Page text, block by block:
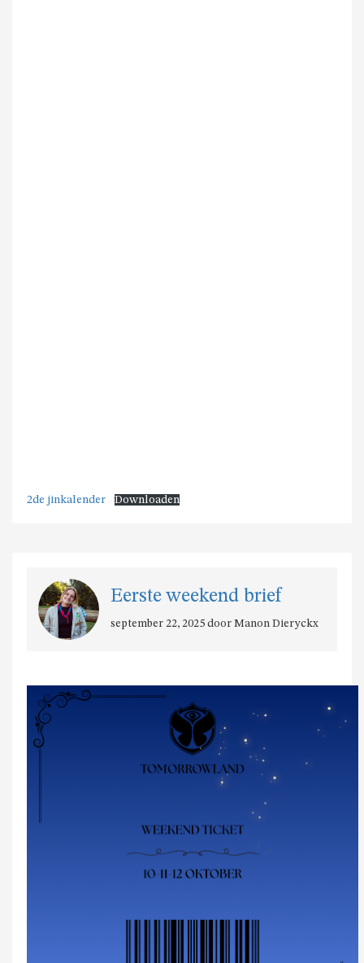
2de jinkalender Downloaden
Eerste weekend brief
september 22, 2025 door Manon Dieryckx